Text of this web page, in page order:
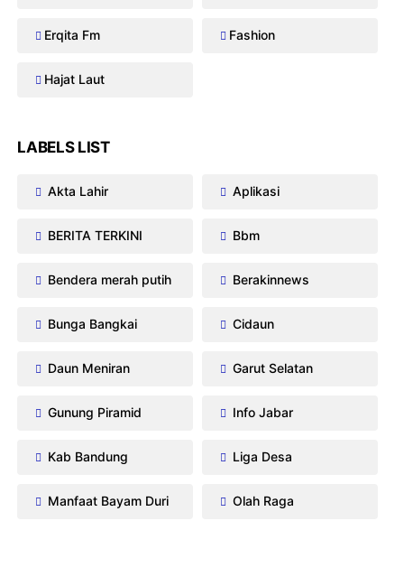
Erqita Fm Fashion
Hajat Laut
LABELS LIST
Akta Lahir Aplikasi
BERITA TERKINI Bbm
Bendera merah putih Berakinnews
Bunga Bangkai Cidaun
Daun Meniran Garut Selatan
Gunung Piramid Info Jabar
Kab Bandung Liga Desa
Manfaat Bayam Duri Olah Raga